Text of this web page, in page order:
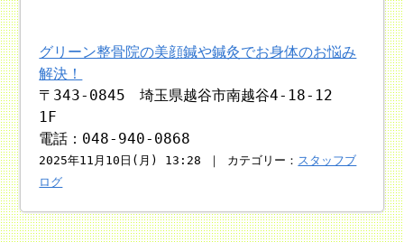
グリーン整骨院の美顔鍼や鍼灸でお身体のお悩み
解決！
〒343-0845 埼玉県越谷市南越谷4-18-12
1F
電話：048-940-0868
2025年11月10日(月) 13:28 ｜ カテゴリー： スタッフブ
ログ